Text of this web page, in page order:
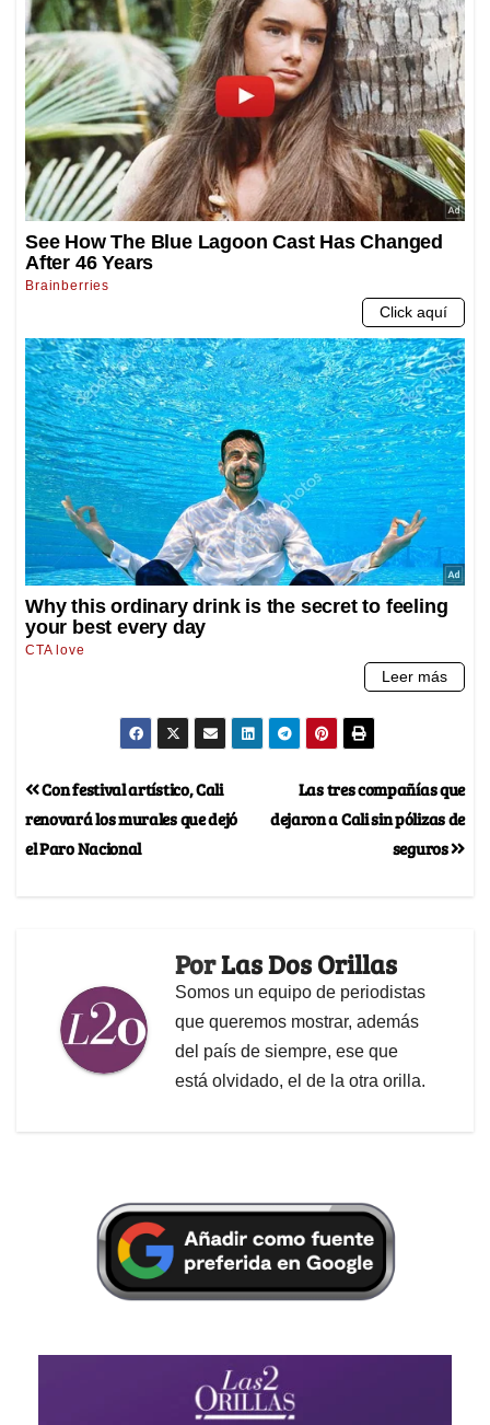
Las tres compañías que
dejaron a Cali sin pólizas de
seguros
Con festival artístico, Cali
renovará los murales que dejó
el Paro Nacional
PorLas Dos Orillas
Somos un equipo de periodistas
que queremos mostrar, además
del país de siempre, ese que
está olvidado, el de la otra orilla.